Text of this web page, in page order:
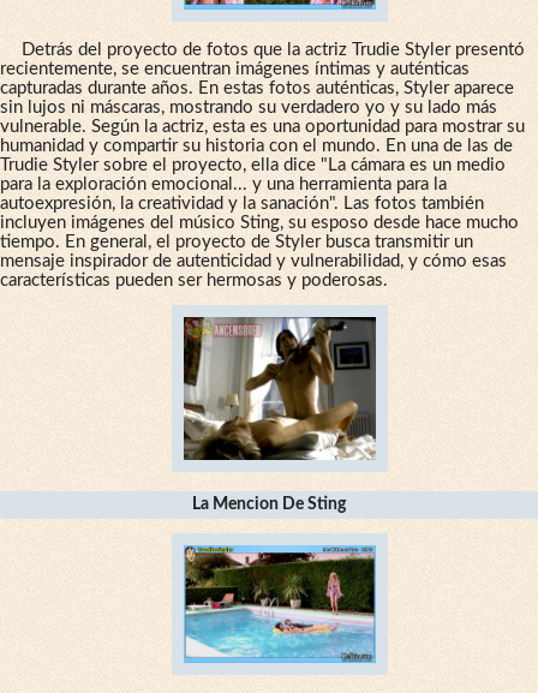
Detrás del proyecto de fotos que la actriz Trudie Styler presentó
recientemente, se encuentran imágenes íntimas y auténticas
capturadas durante años. En estas fotos auténticas, Styler aparece
sin lujos ni máscaras, mostrando su verdadero yo y su lado más
vulnerable. Según la actriz, esta es una oportunidad para mostrar su
humanidad y compartir su historia con el mundo. En una de las de
Trudie Styler sobre el proyecto, ella dice "La cámara es un medio
para la exploración emocional... y una herramienta para la
autoexpresión, la creatividad y la sanación". Las fotos también
incluyen imágenes del músico Sting, su esposo desde hace mucho
tiempo. En general, el proyecto de Styler busca transmitir un
mensaje inspirador de autenticidad y vulnerabilidad, y cómo esas
características pueden ser hermosas y poderosas.
La Mencion De Sting